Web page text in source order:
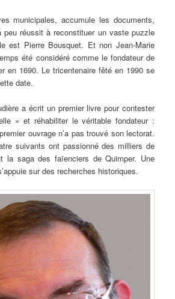
municipales, accumule les documents,
réussit à reconstituer un vaste puzzle
est Pierre Bousquet. Et non Jean-Marie
été considéré comme le fondateur de
en 1690. Le tricentenaire fêté en 1990 se
date.
a écrit un premier livre pour contester
» et réhabiliter le véritable fondateur :
ouvrage n’a pas trouvé son lectorat.
suivants ont passionné des milliers de
la saga des faïenciers de Quimper. Une
sur des recherches historiques.